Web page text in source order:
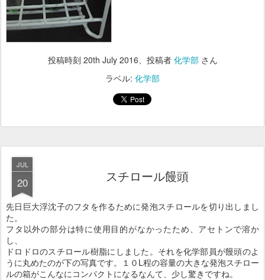
投稿時刻 20th July 2016 、投稿者 化学部さん
ラベル: 化学部
JUL
20 スチロール饅頭
先日巨大浮沈子のフタを作るために発泡スチロールを切り出しまし
た。
フタ以外の部分は特に使用目的がなかったため、アセトンで溶か
し、
ドロドロのスチロール樹脂にしました。それを化学部員が饅頭のよ
うに丸めたのが下の写真です。１０L程の容量の大きな発泡スチロー
ルの箱がこんなにコンパクトになるなんて、少し驚きですね。